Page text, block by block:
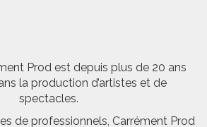
Prod est depuis plus de 20 ans
la production d’artistes et de
spectacles.
de professionnels, Carrément Prod